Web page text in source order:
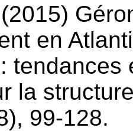
(2015)
en
la
99-128.